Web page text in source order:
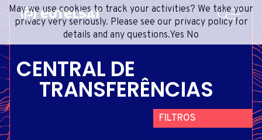
Content
Menu
Footer
SERVIÇOS DE SATÉLITE
REDE DE SATÉLITES
GRUPO
EXTRANET
ADVANCE PORTAL
ONEWEB LEO PARTNER PORTAL
FRENCH
ENGLISH
PORTUGUESE
SPANISH
PESQUISA
CENTRAL DE
TRANSFERÊNCIAS
FILTROS
May we use cookies to track your activities? We take your
privacy very seriously. Please see our privacy policy for
details and any questions.Yes No